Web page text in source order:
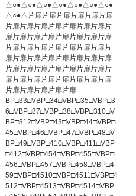
△○●△○●△○●△○●△○●△○●△○●
△○●△片扉片扉片扉片扉片扉片扉
片扉片扉片扉片扉片扉片扉片扉片
扉片扉片扉片扉片扉片扉片扉片扉
片扉片扉片扉片扉片扉片扉片扉片
扉片扉片扉片扉片扉片扉片扉片扉
片扉片扉片扉片扉片扉片扉片扉片
扉片扉片扉片扉片扉片扉片扉片扉
片扉片扉片扉片扉片扉
BP□33□VBP□34□VBP□35□VBP□3
6□VBP□37□VBP□38□VBP□310□V
BP□312□VBP□43□VBP□44□VBP□
45□VBP□46□VBP□47□VBP□48□V
BP□49□VBP□410□VBP□411□VBP
□412□VBP□454□VBP□455□VBP□
456□VBP□457□VBP□458□VBP□4
59□VBP□4510□VBP□4511□VBP□4
512□VBP□4513□VBP□4514□VBP